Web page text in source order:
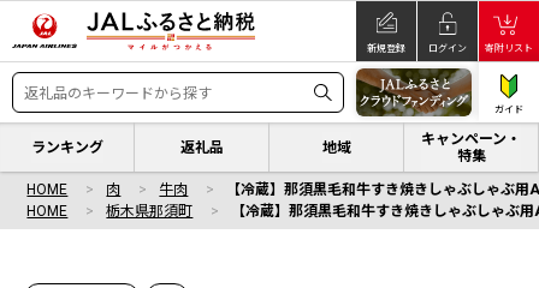
新規登録 ログイン 寄附リスト
ガイド
ランキング 返礼品 地域
キャンペーン・
特集
HOME 肉 牛肉
【冷蔵】那須黒毛和牛すき焼きしゃぶしゃぶ
HOME
栃木県那須町 【冷蔵】那須黒毛和牛すき焼きしゃぶしゃぶ